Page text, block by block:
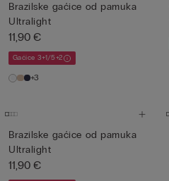
Brazilske gaćice od pamuka
Ultralight
11,90 €
Gaćice 3+1/5+2
+3
Brazilske gaćice od pamuka
Ultralight
11,90 €